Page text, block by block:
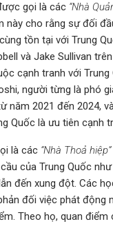
gọi là các “Nhà
này cho rằng sự đối
tồn tại với Trung
và Jake Sullivan trên
cạnh tranh với
người từng là
năm 2021 đến 2024,
Quốc là ưu tiên
là các “Nhà Thoả hiệp”
của Trung Quốc
đến xung đột. Các
đối việc phát
Theo họ, quan